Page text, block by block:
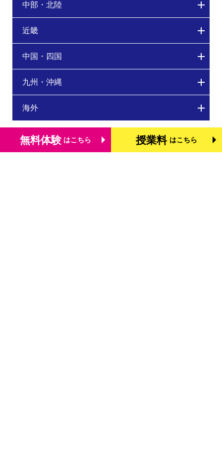
中部・北陸
近畿
中国・四国
九州・沖縄
海外
無料体験 はこちら 授業料 はこちら